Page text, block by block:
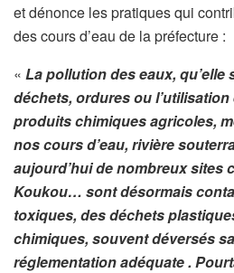
et dénonce les pratiques qui
des cours d’eau de la préfecture :
« La pollution des eaux, qu’elle
déchets, ordures ou
produits chimiques agricoles,
nos cours d’eau, rivière
aujourd’hui de nombreux sites
Koukou… sont désormais
toxiques, des déchets
chimiques, souvent déversés
réglementation adéquate .